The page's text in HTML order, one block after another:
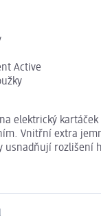
Active
elektrický
Vnitřní extra
usnadňují rozlišení